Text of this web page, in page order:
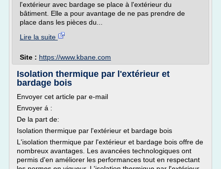
l'extérieur avec bardage se place à l'extérieur du
bâtiment. Elle a pour avantage de ne pas prendre de
place dans les pièces du...
Lire la suite
Site : https://www.kbane.com
Isolation thermique par l'extérieur et
bardage bois
Envoyer cet article par e-mail
Envoyer á :
De la part de:
Isolation thermique par l'extérieur et bardage bois
L'isolation thermique par l'extérieur et bardage bois offre de
nombreux avantages. Les avancées technologiques ont
permis d'en améliorer les performances tout en respectant